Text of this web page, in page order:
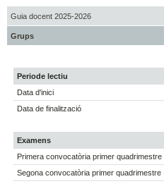
Guia docent 2025-2026
Grups
Periode lectiu
Data d'inici
Data de finalització
Examens
Primera convocatòria primer quadrimestre
Segona convocatòria primer quadrimestre